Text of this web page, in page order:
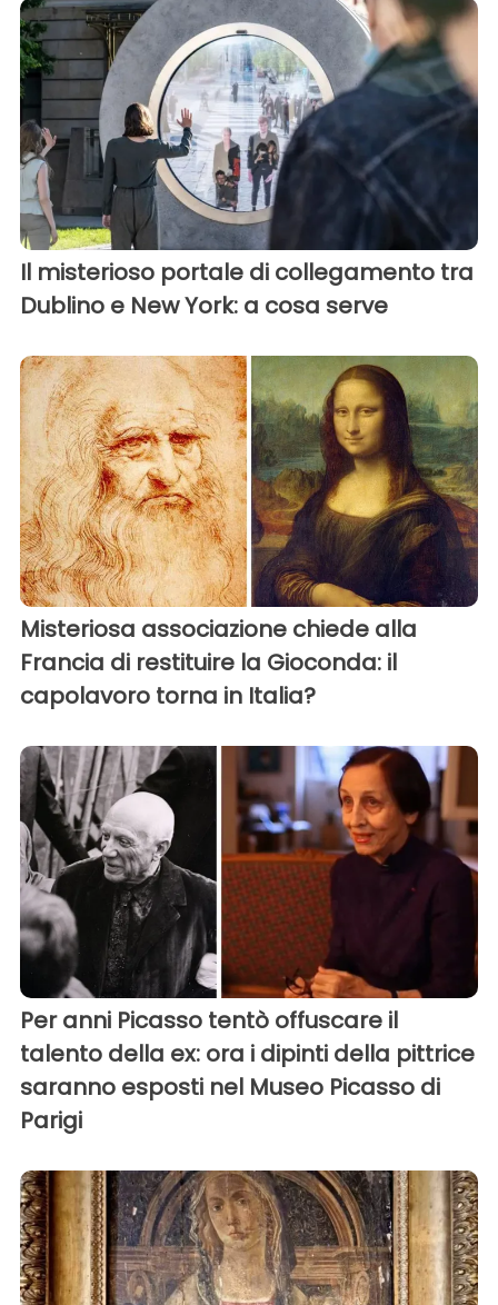
Il misterioso portale di collegamento tra
Dublino e New York: a cosa serve
Misteriosa associazione chiede alla
Francia di restituire la Gioconda: il
capolavoro torna in Italia?
Per anni Picasso tentò offuscare il
talento della ex: ora i dipinti della pittrice
saranno esposti nel Museo Picasso di
Parigi